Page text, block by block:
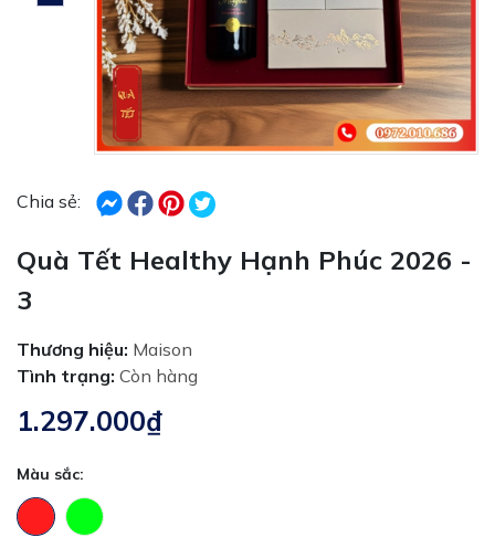
Chia sẻ:
Quà Tết Healthy Hạnh Phúc 2026 -
3
Thương hiệu: Maison
Tình trạng: Còn hàng
1.297.000₫
Màu sắc: